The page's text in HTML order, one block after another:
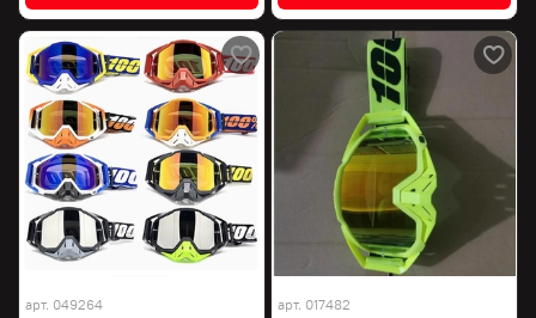
арт. 049264 арт. 017482